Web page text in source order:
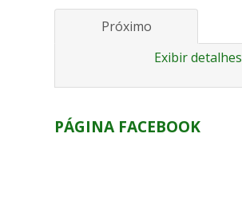
Próximo
Exibir detalhes
PÁGINA FACEBOOK